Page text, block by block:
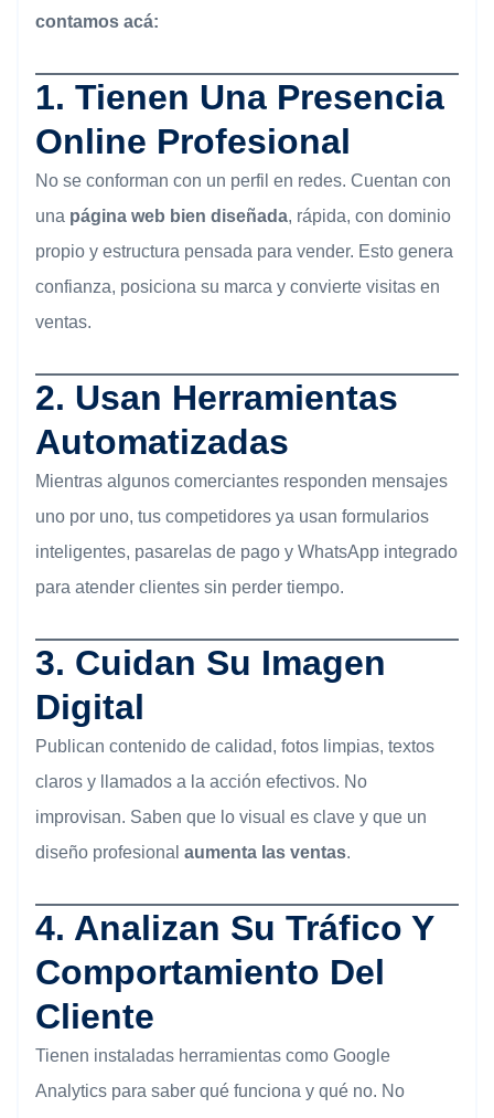
contamos acá:
1. Tienen Una Presencia
Online Profesional
No se conforman con un perfil en redes. Cuentan con
una página web bien diseñada, rápida, con dominio
propio y estructura pensada para vender. Esto genera
confianza, posiciona su marca y convierte visitas en
ventas.
2. Usan Herramientas
Automatizadas
Mientras algunos comerciantes responden mensajes
uno por uno, tus competidores ya usan formularios
inteligentes, pasarelas de pago y WhatsApp integrado
para atender clientes sin perder tiempo.
3. Cuidan Su Imagen
Digital
Publican contenido de calidad, fotos limpias, textos
claros y llamados a la acción efectivos. No
improvisan. Saben que lo visual es clave y que un
diseño profesional aumenta las ventas.
4. Analizan Su Tráfico Y
Comportamiento Del
Cliente
Tienen instaladas herramientas como Google
Analytics para saber qué funciona y qué no. No